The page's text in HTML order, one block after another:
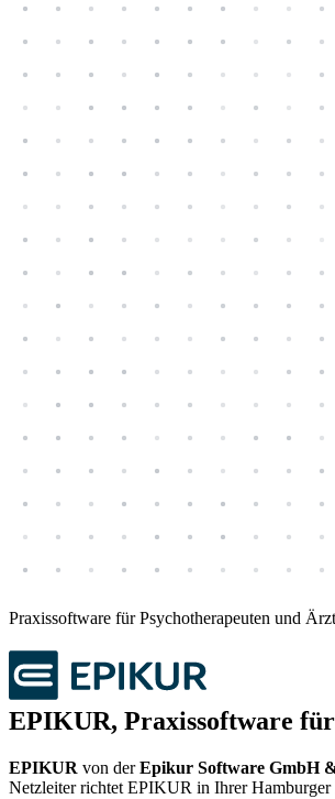
Praxissoftware für Psychotherapeuten und
EPIKUR, Praxissoftware
EPIKUR von derEpikur Software GmbH
Netzleiter richtet EPIKUR in Ihrer